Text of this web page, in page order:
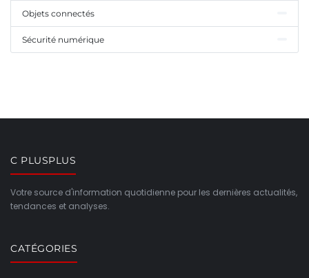
Objets connectés
Sécurité numérique
C PLUSPLUS
Votre source d'information quotidienne pour les dernières actualités,
tendances et analyses.
CATÉGORIES